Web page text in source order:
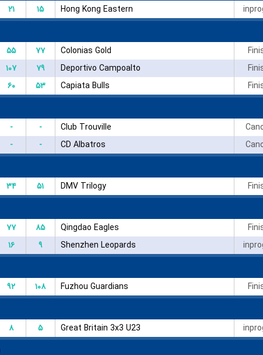
۲۱ ۱۵ Hong Kong Eastern
۵۵ ۷۷ Colonias Gold
۱۰۷ ۷۹ Deportivo Campoalto
۶۰ ۵۳ Capiata Bulls
- - Club Trouville
- - CD Albatros
۳۴ ۵۱ DMV Trilogy
۷۷ ۸۵ Qingdao Eagles
۱۶ ۹ Shenzhen Leopards
۹۲ ۱۰۸ Fuzhou Guardians
۸ ۵ Great Britain 3x3 U23